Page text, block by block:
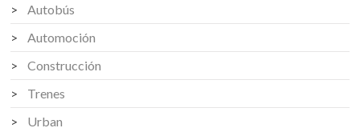
Autobús
Automoción
Construcción
Trenes
Urban